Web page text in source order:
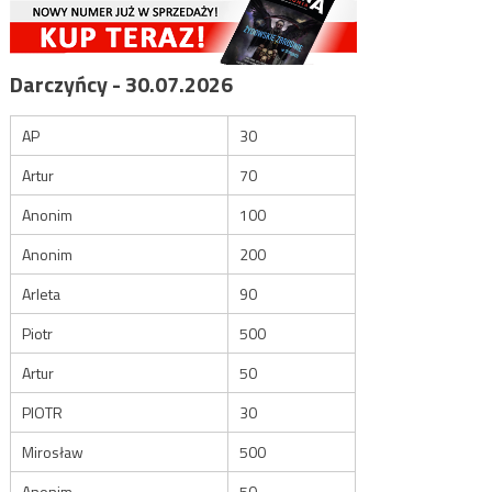
Darczyńcy - 30.07.2026
AP
30
Artur
70
Anonim
100
Anonim
200
Arleta
90
Piotr
500
Artur
50
PIOTR
30
Mirosław
500